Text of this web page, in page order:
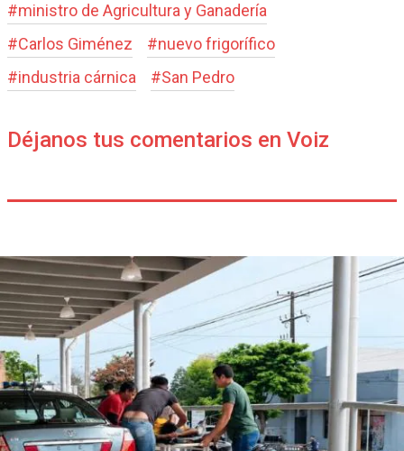
#ministro de Agricultura y Ganadería
#Carlos Giménez #nuevo frigorífico
#industria cárnica #San Pedro
Déjanos tus comentarios en Voiz